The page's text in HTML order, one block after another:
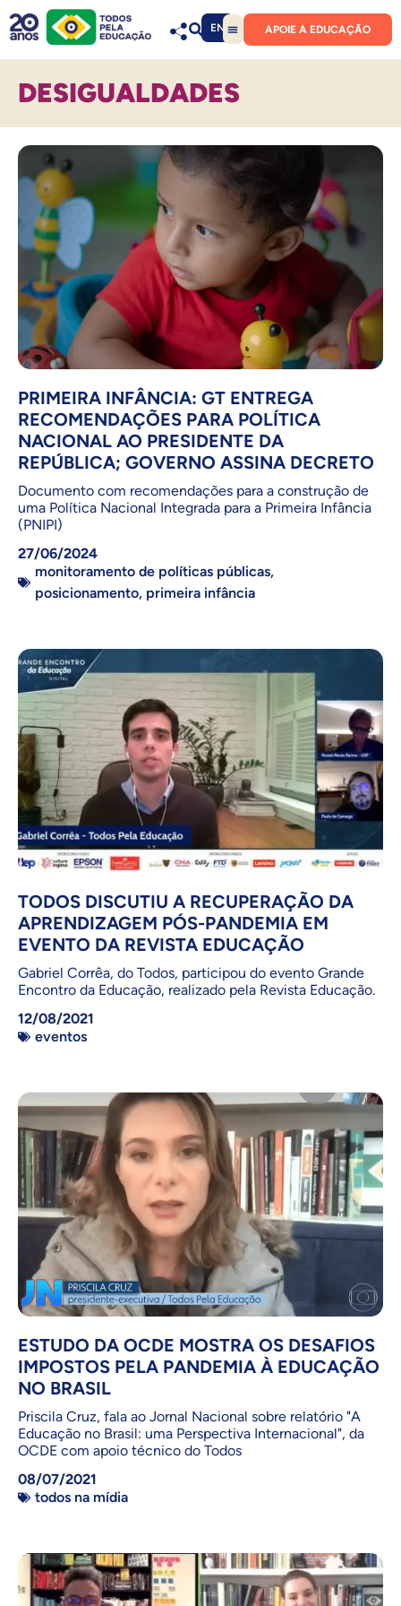
EN APOIE A EDUCAÇÃO
DESIGUALDADES
PRIMEIRA INFÂNCIA: GT ENTREGA
RECOMENDAÇÕES PARA POLÍTICA
NACIONAL AO PRESIDENTE DA
REPÚBLICA; GOVERNO ASSINA DECRETO
Documento com recomendações para a construção de
uma Política Nacional Integrada para a Primeira Infância
(PNIPI)
27/06/2024
monitoramento de políticas públicas,
posicionamento, primeira infância
TODOS DISCUTIU A RECUPERAÇÃO DA
APRENDIZAGEM PÓS-PANDEMIA EM
EVENTO DA REVISTA EDUCAÇÃO
Gabriel Corrêa, do Todos, participou do evento Grande
Encontro da Educação, realizado pela Revista Educação.
12/08/2021
eventos
ESTUDO DA OCDE MOSTRA OS DESAFIOS
IMPOSTOS PELA PANDEMIA À EDUCAÇÃO
NO BRASIL
Priscila Cruz, fala ao Jornal Nacional sobre relatório "A
Educação no Brasil: uma Perspectiva Internacional", da
OCDE com apoio técnico do Todos
08/07/2021
todos na mídia